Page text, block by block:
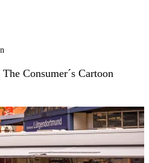
Consumer´s Cartoon